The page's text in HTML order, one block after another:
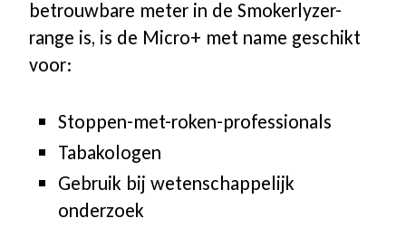
betrouwbare meter in de Smokerlyzer-
range is, is de Micro+ met name geschikt
voor:
Stoppen-met-roken-professionals
Tabakologen
Gebruik bij wetenschappelijk
onderzoek